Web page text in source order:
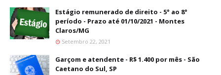
Estágio remunerado de direito - 5° ao 8°
período - Prazo até 01/10/2021 - Montes
Claros/MG
Setembro 22, 2021
Garçom e atendente - R$ 1.400 por mês - São
Caetano do Sul, SP